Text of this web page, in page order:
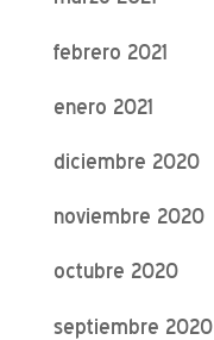
febrero 2021
enero 2021
diciembre 2020
noviembre 2020
octubre 2020
septiembre 2020